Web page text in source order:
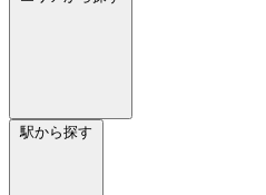
駅から探す